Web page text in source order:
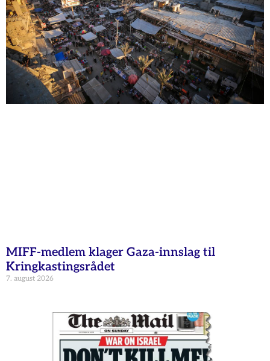
MIFF-medlem klager Gaza-innslag til
Kringkastingsrådet
7. august 2026